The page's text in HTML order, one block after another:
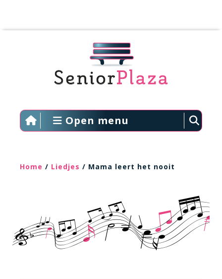
Open menu
Home / Liedjes / Mama leert het nooit